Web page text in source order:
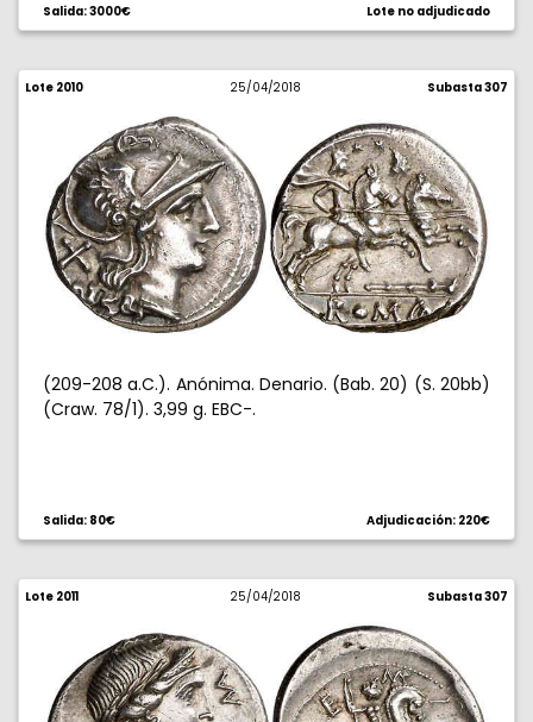
Salida: 3000€ Lote no adjudicado
Lote 2010 25/04/2018 Subasta 307
(209-208 a.C.). Anónima. Denario. (Bab. 20) (S. 20bb)
(Craw. 78/1). 3,99 g. EBC-.
Salida: 80€ Adjudicación: 220€
Lote 2011 25/04/2018 Subasta 307